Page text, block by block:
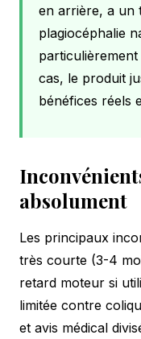
en arrière, a un
plagiocéphalie
cas, le produit
bénéfices réels
absolument
Les principaux
très courte (3-4
retard moteur si
limitée contre
et avis médical